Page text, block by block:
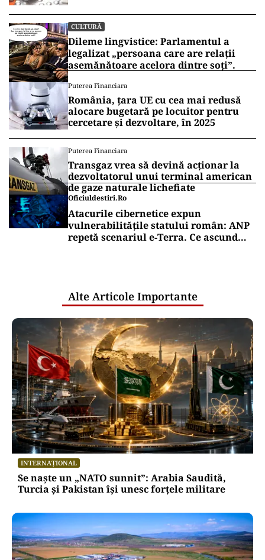
CULTURĂ
Dileme lingvistice: Parlamentul a
legalizat „persoana care are relații
asemănătoare acelora dintre soți”.
Puterea Financiara
România, țara UE cu cea mai redusă
alocare bugetară pe locuitor pentru
cercetare și dezvoltare, în 2025
Puterea Financiara
Transgaz vrea să devină acționar la
dezvoltatorul unui terminal american
de gaze naturale lichefiate
Oficiuldestiri.ro
Atacurile cibernetice expun
vulnerabilitățile statului român: ANP
repetă scenariul e‑Terra. Ce ascund
Alte Articole Importante
INTERNAȚIONAL
Se naște un „NATO sunnit”: Arabia Saudită,
Turcia și Pakistan își unesc forțele militare